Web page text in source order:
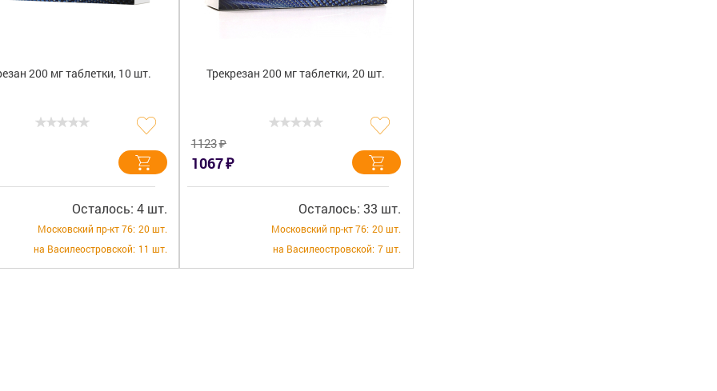
200 мг таблетки, 10 шт.
Осталось: 4 шт.
Московский пр-кт 76: 20 шт.
на Василеостровской: 11 шт.
Трекрезан 200 мг таблетки, 20 шт.
1123₽
1067₽
Осталось: 33 шт.
Московский пр-кт 76: 20 шт.
на Василеостровской: 7 шт.